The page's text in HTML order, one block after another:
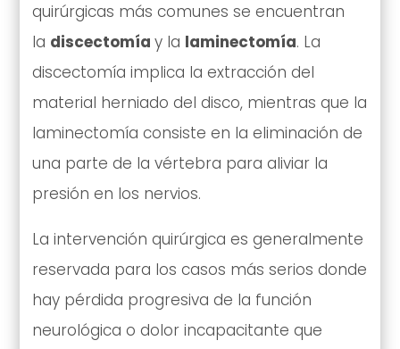
quirúrgicas más comunes se encuentran
la discectomía y la laminectomía. La
discectomía implica la extracción del
material herniado del disco, mientras que la
laminectomía consiste en la eliminación de
una parte de la vértebra para aliviar la
presión en los nervios.
La intervención quirúrgica es generalmente
reservada para los casos más serios donde
hay pérdida progresiva de la función
neurológica o dolor incapacitante que